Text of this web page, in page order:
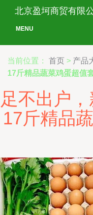
北京盈坷商贸有限
MENU
当前位置： 首页 > 产品
17斤精品蔬菜鸡蛋超值
足不出户
17斤精品